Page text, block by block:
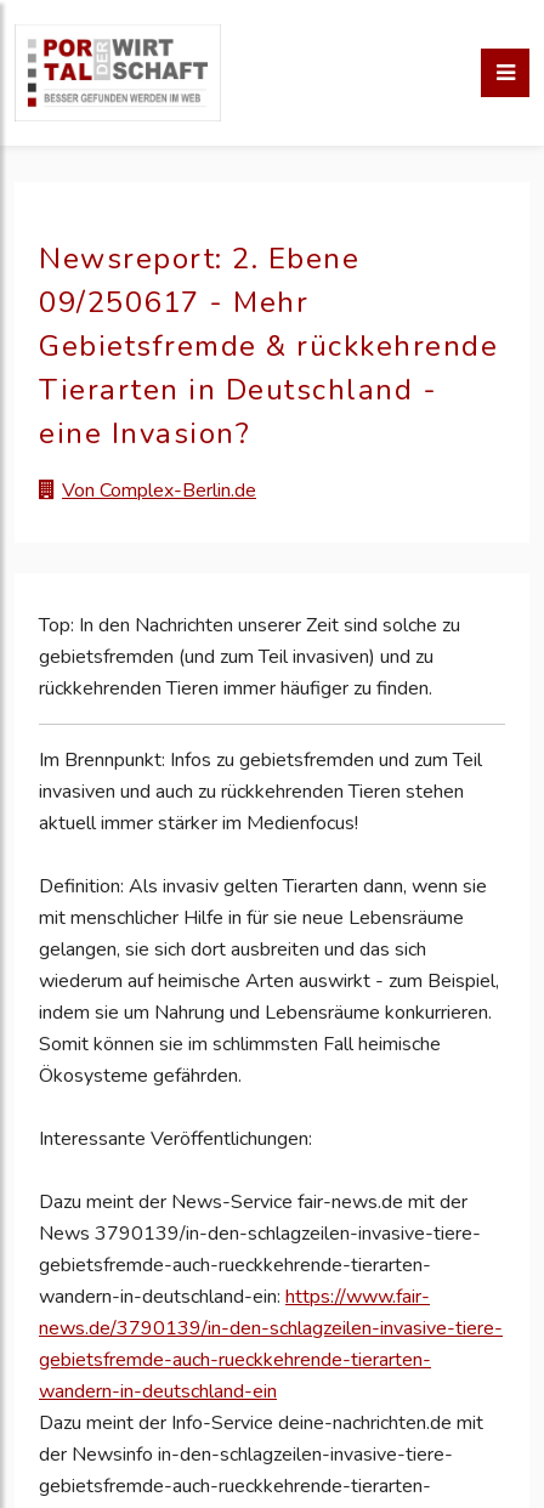
Newsreport: 2. Ebene
09/250617 - Mehr
Gebietsfremde & rückkehrende
Tierarten in Deutschland -
eine Invasion?
Von Complex-Berlin.de
Top: In den Nachrichten unserer Zeit sind solche zu
gebietsfremden (und zum Teil invasiven) und zu
rückkehrenden Tieren immer häufiger zu finden.
Im Brennpunkt: Infos zu gebietsfremden und zum Teil
invasiven und auch zu rückkehrenden Tieren stehen
aktuell immer stärker im Medienfocus!
Definition: Als invasiv gelten Tierarten dann, wenn sie
mit menschlicher Hilfe in für sie neue Lebensräume
gelangen, sie sich dort ausbreiten und das sich
wiederum auf heimische Arten auswirkt - zum Beispiel,
indem sie um Nahrung und Lebensräume konkurrieren.
Somit können sie im schlimmsten Fall heimische
Ökosysteme gefährden.
Interessante Veröffentlichungen:
Dazu meint der News-Service fair-news.de mit der
News 3790139/in-den-schlagzeilen-invasive-tiere-
gebietsfremde-auch-rueckkehrende-tierarten-
wandern-in-deutschland-ein: https://www.fair-
news.de/3790139/in-den-schlagzeilen-invasive-tiere-
gebietsfremde-auch-rueckkehrende-tierarten-
wandern-in-deutschland-ein
Dazu meint der Info-Service deine-nachrichten.de mit
der Newsinfo in-den-schlagzeilen-invasive-tiere-
gebietsfremde-auch-rueckkehrende-tierarten-